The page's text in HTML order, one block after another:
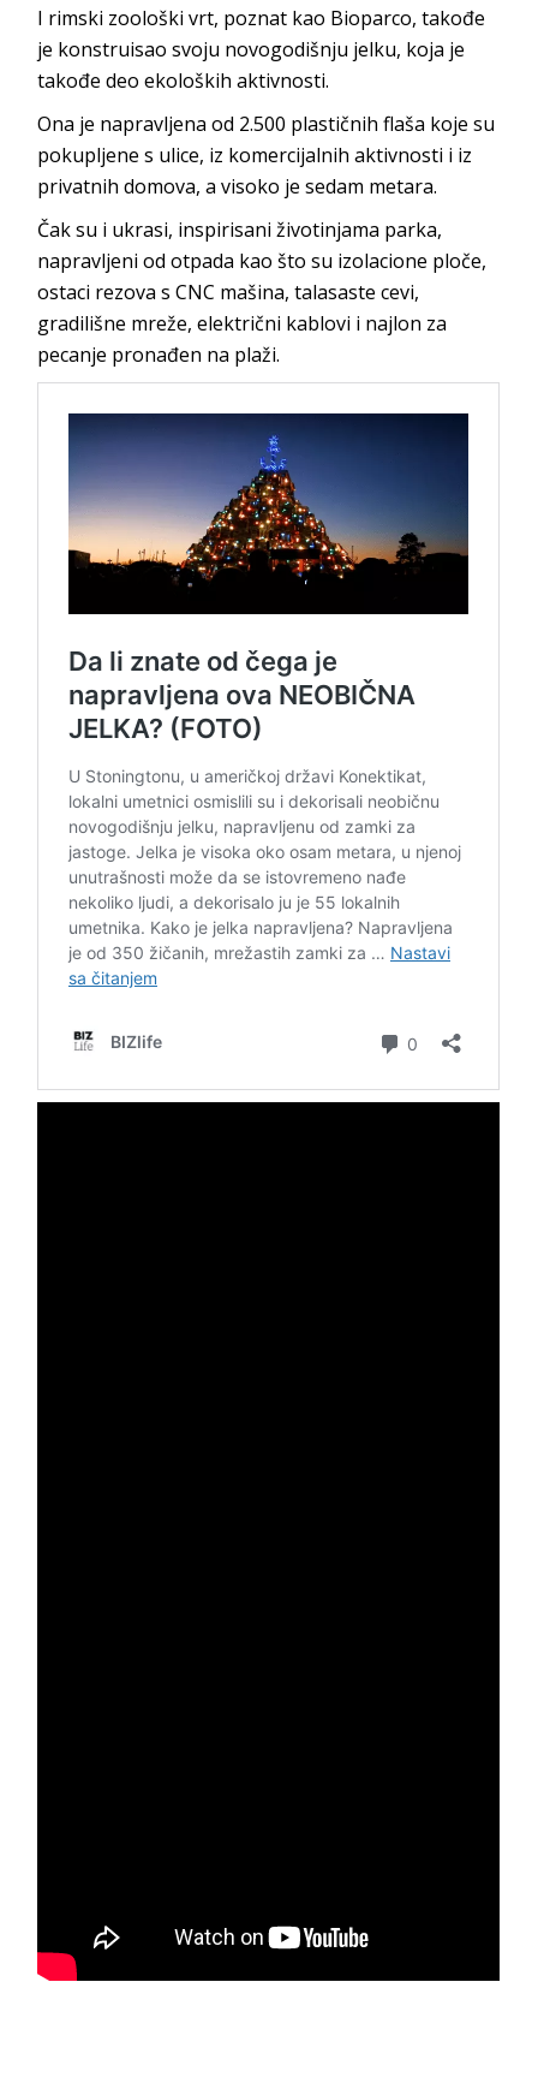
I rimski zoološki vrt, poznat kao Bioparco, takođe
je konstruisao svoju novogodišnju jelku, koja je
takođe deo ekoloških aktivnosti.
Ona je napravljena od 2.500 plastičnih flaša koje su
pokupljene s ulice, iz komercijalnih aktivnosti i iz
privatnih domova, a visoko je sedam metara.
Čak su i ukrasi, inspirisani životinjama parka,
napravljeni od otpada kao što su izolacione ploče,
ostaci rezova s CNC mašina, talasaste cevi,
gradilišne mreže, električni kablovi i najlon za
pecanje pronađen na plaži.